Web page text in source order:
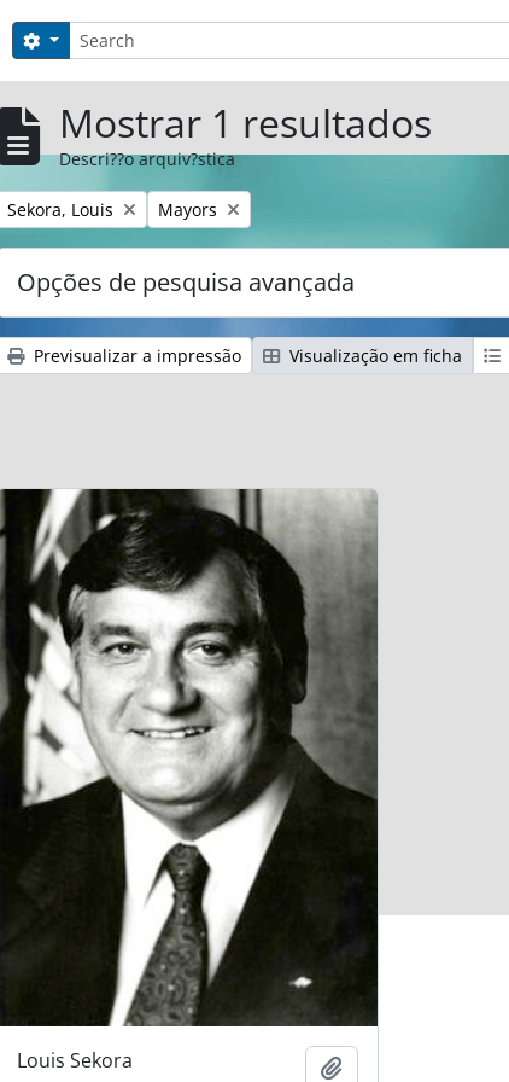
Pesquisar
Opções de busca
Mostrar 1 resultados
Descri??o arquiv?stica
Remover filtro:
Sekora, Louis Remover filtro:
Mayors
Opções de pesquisa avançada
Previsualizar a impressão Visualização em ficha
Louis Sekora